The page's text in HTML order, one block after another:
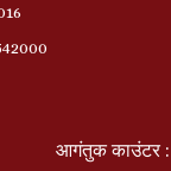
आगंतुक काउंटर :